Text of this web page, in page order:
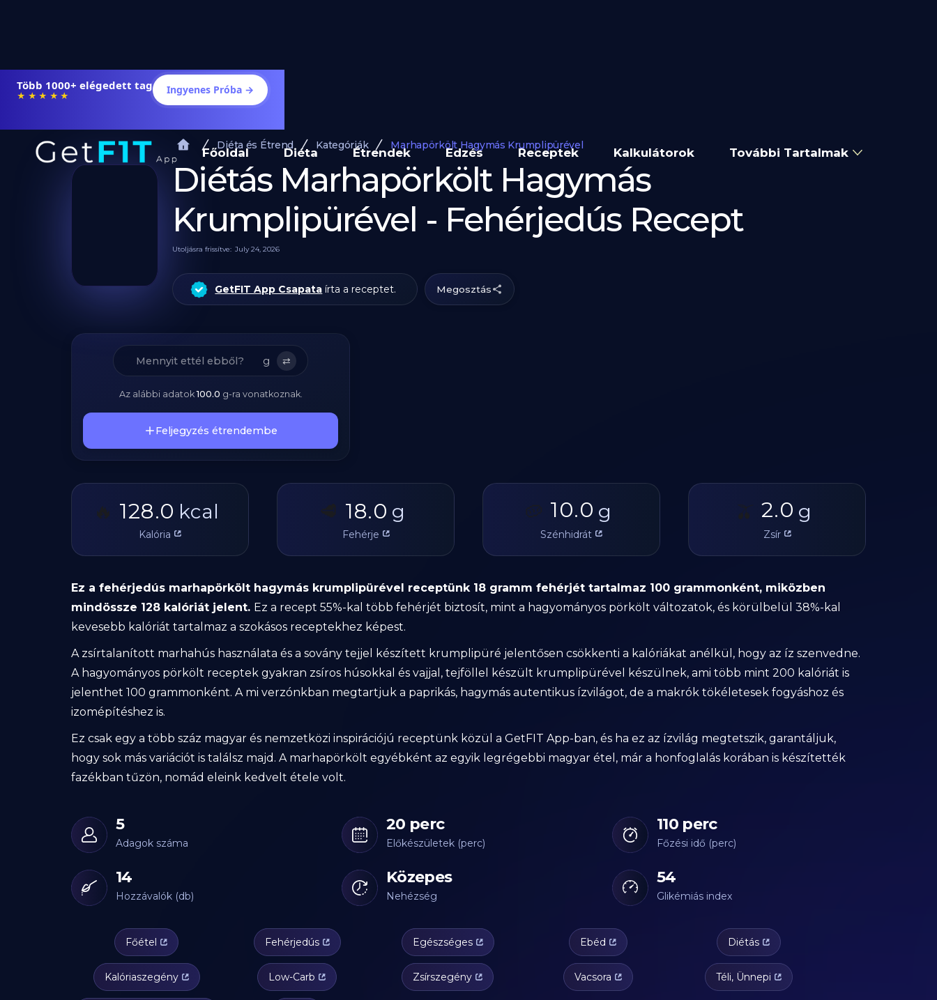
Több 1000+ elégedett tag
★★★★★ Ingyenes Próba →
Főoldal Diéta Étrendek Edzés Receptek Kalkulátorok További Tartalmak
Diéta és Étrend Kategóriák Marhapörkölt Hagymás Krumplipürével
Diétás Marhapörkölt Hagymás
Krumplipürével - Fehérjedús Recept
Utoljásra frissítve: July 24, 2026
GetFIT App Csapata írta a receptet. Megosztás
g ⇄
Az alábbi adatok100.0 g-ra vonatkoznak.
Feljegyzés étrendembe
🔥 128.0 kcal
Kalória
🥩 18.0 g
Fehérje
🥔 10.0 g
Szénhidrát
🫒 2.0 g
Zsír
Ez a fehérjedús marhapörkölt hagymás krumplipürével receptünk 18 gramm fehérjét tartalmaz 100 grammonként, miközben
mindössze 128 kalóriát jelent. Ez a recept 55%-kal több fehérjét biztosít, mint a hagyományos pörkölt változatok, és körülbelül 38%-kal
kevesebb kalóriát tartalmaz a szokásos receptekhez képest.
A zsírtalanított marhahús használata és a sovány tejjel készített krumplipüré jelentősen csökkenti a kalóriákat anélkül, hogy az íz szenvedne.
A hagyományos pörkölt receptek gyakran zsíros húsokkal és vajjal, tejföllel készült krumplipürével készülnek, ami több mint 200 kalóriát is
jelenthet 100 grammonként. A mi verzónkban megtartjuk a paprikás, hagymás autentikus ízvilágot, de a makrók tökéletesek fogyáshoz és
izomépítéshez is.
Ez csak egy a több száz magyar és nemzetközi inspirációjú receptünk közül a GetFIT App-ban, és ha ez az ízvilág megtetszik, garantáljuk,
hogy sok más variációt is találsz majd. A marhapörkölt egyébként az egyik legrégebbi magyar étel, már a honfoglalás korában is készítették
fazékban tűzön, nomád eleink kedvelt étele volt.
5
Adagok száma
20 perc
Előkészületek (perc)
110 perc
Főzési idő (perc)
14
Hozzávalók (db)
Közepes
Nehézség
54
Glikémiás index
Főétel Fehérjedús Egészséges Ebéd Diétás
Kalóriaszegény Low-Carb Zsírszegény Vacsora Téli, Ünnepi